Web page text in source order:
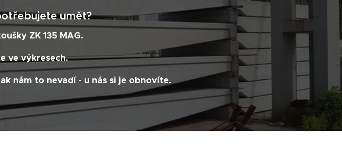
umět?
ZK 135 MAG.
ve výkresech.
nám to nevadí - u nás si je obnovíte.